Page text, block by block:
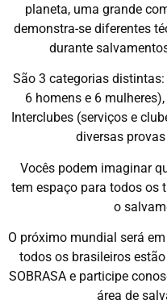
planeta, uma grande
demonstra-se diferentes
durante
São 3 categorias
6 homens e 6
Interclubes (serviços e
diversas
Vocês podem imaginar
tem espaço para todos os
o
O próximo mundial será
todos os brasileiros
SOBRASA e participe
área de